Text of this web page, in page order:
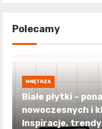
Polecamy
WNĘTRZA
Białe płytki –
nowoczesnych i
Inspiracje,